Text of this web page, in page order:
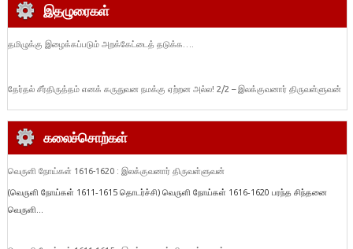
இதழுரைகள்
தமிழுக்கு இழைக்கப்படும் அறக்கேட்டைத் தடுக்க….
தேர்தல் சீர்திருத்தம் எனக் கருதுவன நமக்கு ஏற்றன அல்ல! 2/2 – இலக்குவனார் திருவள்ளுவன்
கலைச்சொற்கள்
வெருளி நோய்கள் 1616-1620 : இலக்குவனார் திருவள்ளுவன்
(வெருளி நோய்கள் 1611-1615 தொடர்ச்சி) வெருளி நோய்கள் 1616-1620 பரந்த சிந்தனை
வெருளி...